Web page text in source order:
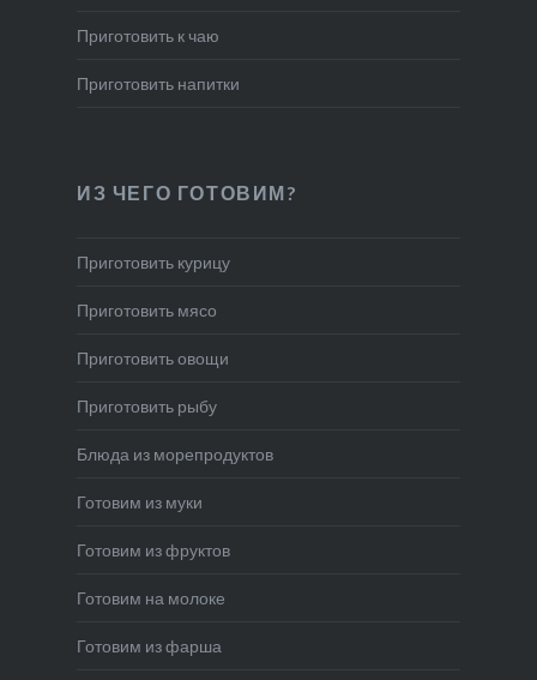
Приготовить к чаю
Приготовить напитки
ИЗ ЧЕГО ГОТОВИМ?
Приготовить курицу
Приготовить мясо
Приготовить овощи
Приготовить рыбу
Блюда из морепродуктов
Готовим из муки
Готовим из фруктов
Готовим на молоке
Готовим из фарша